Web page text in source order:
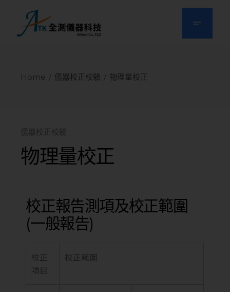
Home 儀器校正校驗 物理量校正
儀器校正校驗
物理量校正
校正報告測項及校正範圍
(一般報告)
校正
項目
校正範圍